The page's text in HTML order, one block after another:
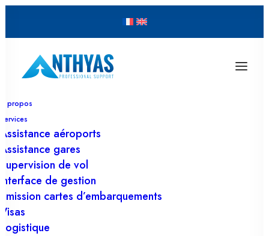
À propos
Services
Assistance aéroports
Assistance gares
Supervision de vol
Interface de gestion
Émission cartes d’embarquements
Visas
Logistique